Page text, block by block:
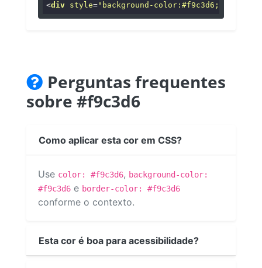
<div style="background-color:#f9c3d6;"
Perguntas frequentes
sobre #f9c3d6
Como aplicar esta cor em CSS?
Use color: #f9c3d6, background-color:
#f9c3d6 e border-color: #f9c3d6
conforme o contexto.
Esta cor é boa para acessibilidade?